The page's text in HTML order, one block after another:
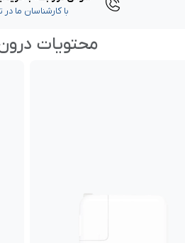
با کارشناسان ما
محتویات